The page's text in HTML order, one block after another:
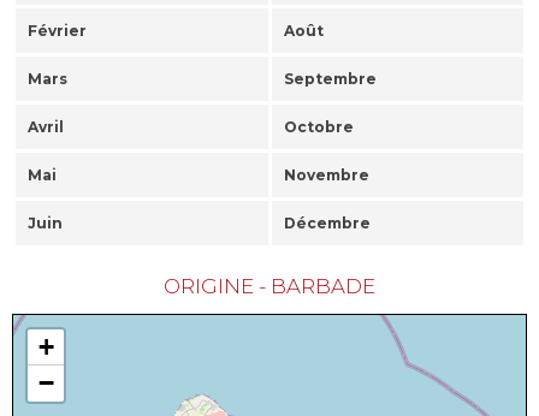
Février Août
Mars Septembre
Avril Octobre
Mai Novembre
Juin Décembre
ORIGINE - BARBADE
+
−